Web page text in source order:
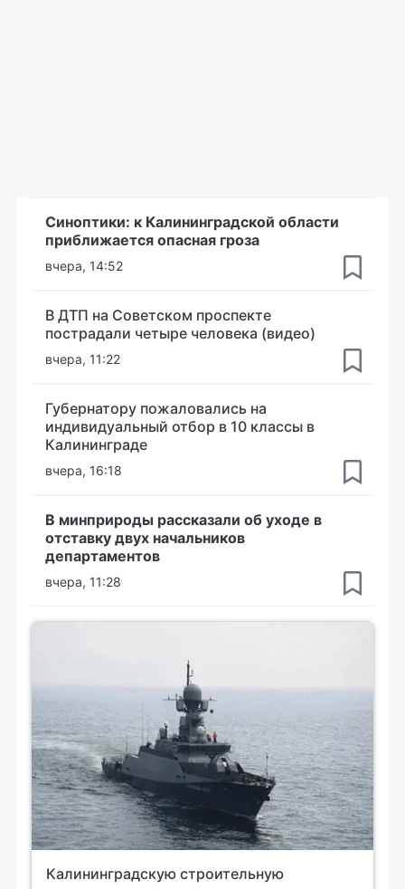
Синоптики: к Калининградской области
приближается опасная гроза
вчера, 14:52
В ДТП на Советском проспекте
пострадали четыре человека (видео)
вчера, 11:22
Губернатору пожаловались на
индивидуальный отбор в 10 классы в
Калининграде
вчера, 16:18
В минприроды рассказали об уходе в
отставку двух начальников
департаментов
вчера, 11:28
Калининградскую строительную